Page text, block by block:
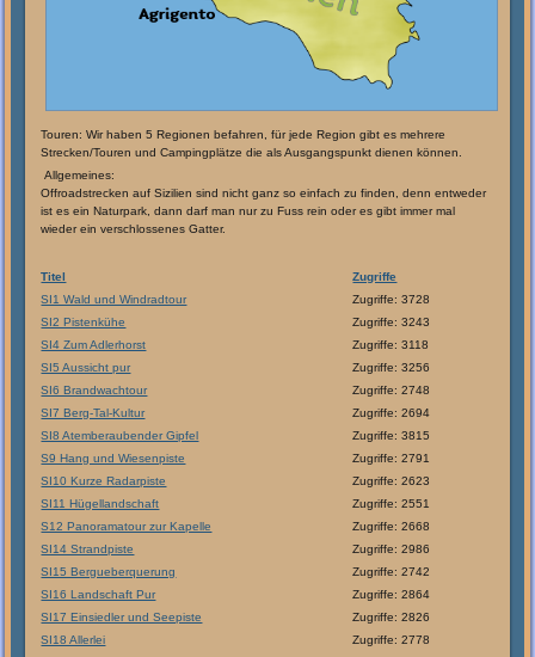
Touren: Wir haben 5 Regionen befahren, für jede Region gibt es mehrere
Strecken/Touren und Campingplätze die als Ausgangspunkt dienen können.
Allgemeines:
Offroadstrecken auf Sizilien sind nicht ganz so einfach zu finden, denn entweder
ist es ein Naturpark, dann darf man nur zu Fuss rein oder es gibt immer mal
wieder ein verschlossenes Gatter.
Titel
Zugriffe
SI1 Wald und Windradtour
Zugriffe: 3728
SI2 Pistenkühe
Zugriffe: 3243
SI4 Zum Adlerhorst
Zugriffe: 3118
SI5 Aussicht pur
Zugriffe: 3256
SI6 Brandwachtour
Zugriffe: 2748
SI7 Berg-Tal-Kultur
Zugriffe: 2694
SI8 Atemberaubender Gipfel
Zugriffe: 3815
S9 Hang und Wiesenpiste
Zugriffe: 2791
SI10 Kurze Radarpiste
Zugriffe: 2623
SI11 Hügellandschaft
Zugriffe: 2551
S12 Panoramatour zur Kapelle
Zugriffe: 2668
SI14 Strandpiste
Zugriffe: 2986
SI15 Bergueberquerung
Zugriffe: 2742
SI16 Landschaft Pur
Zugriffe: 2864
SI17 Einsiedler und Seepiste
Zugriffe: 2826
SI18 Allerlei
Zugriffe: 2778